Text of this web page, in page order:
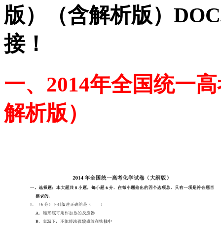
版）（含解析版）
接！
一、2014年全国统一
解析版）